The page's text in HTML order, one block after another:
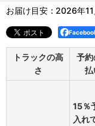
お届け目安 : 2026年11
トラックの高
さ
予
払
15％
入れ